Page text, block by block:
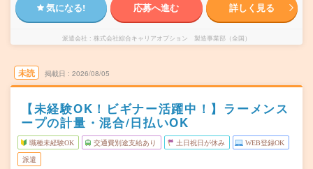
気になる! 応募へ進む 詳しく見る
派遣会社 株式会社綜合キャリアオプション 製造事業部（全国）
未読 掲載日 2026/08/05
【未経験OK！ビギナー活躍中！】ラーメンス
ープの計量・混合/日払いOK
職種未経験OK 交通費別途支給あり 土日祝日が休み WEB登録OK
派遣